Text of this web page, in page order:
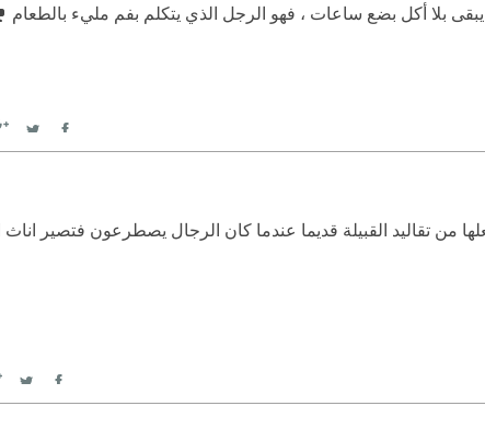
بلا أكل بضع ساعات ، فهو الرجل الذي يتكلم بفم مليء بالطعام
Facebook
من تقاليد القبيلة قديما عندما كان الرجال يصطرعون فتصير اناث